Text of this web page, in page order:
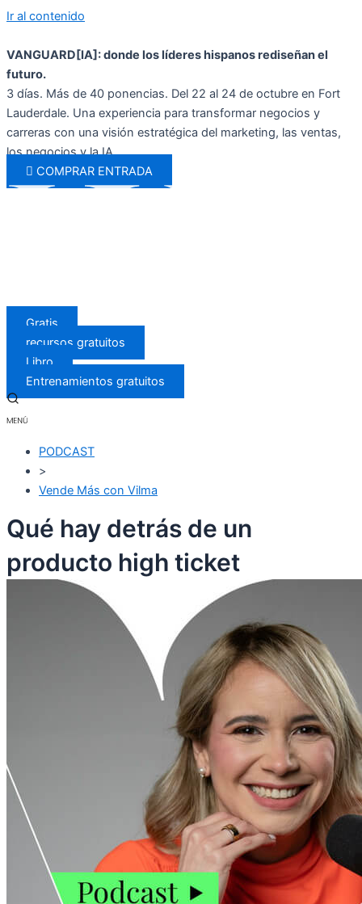
Ir al contenido
VANGUARD[IA]: donde los líderes hispanos rediseñan el
futuro.
3 días. Más de 40 ponencias. Del 22 al 24 de octubre en Fort
Lauderdale. Una experiencia para transformar negocios y
carreras con una visión estratégica del marketing, las ventas,
los negocios y la IA.
COMPRAR ENTRADA
Gratis
recursos gratuitos
Libro
Entrenamientos gratuitos
PODCAST
>
Vende Más con Vilma
Qué hay detrás de un
producto high ticket